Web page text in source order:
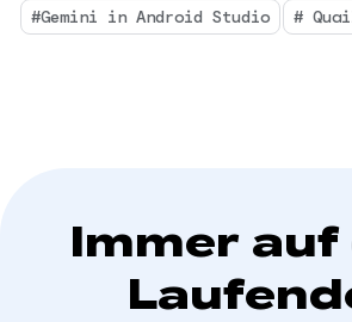
Workflows, nativ integriertem
Speicherlecks und
#Gemini in Android Studio #
Immer auf